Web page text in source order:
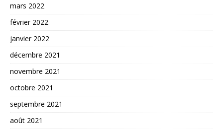
mars 2022
février 2022
janvier 2022
décembre 2021
novembre 2021
octobre 2021
septembre 2021
août 2021